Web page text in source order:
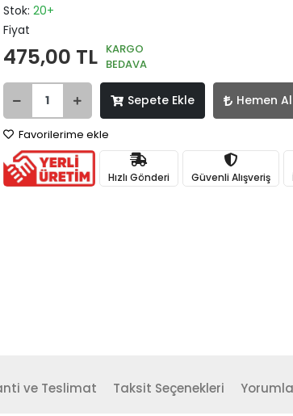
Stok: 20+
Fiyat
475,00 TL KARGO
BEDAVA
Sepete Ekle Hemen Al
Favorilerime ekle
Hızlı Gönderi Güvenli Alışveriş
ve Teslimat Taksit Seçenekleri